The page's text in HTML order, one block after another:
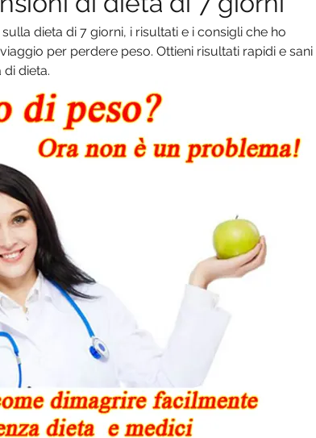
dieta di 7 giorni, i risultati e i consigli che ho
per perdere peso. Ottieni risultati rapidi e sani
dieta.